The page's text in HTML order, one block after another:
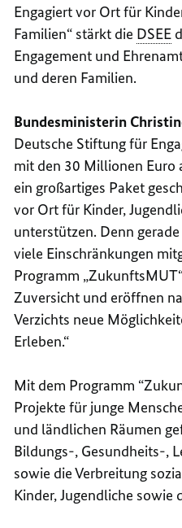
Engagiert vor Ort für
Familien“ stärkt die DSEE
Engagement und
und deren Familien.
Bundesministerin
Deutsche Stiftung für
mit den 30 Millionen Euro
ein großartiges Paket
vor Ort für Kinder,
unterstützen. Denn
viele Einschränkungen
Programm
Zuversicht und eröffnen
Verzichts neue
Erleben.
Mit dem Programm
Projekte für junge
und ländlichen Räumen
Bildungs-, Gesundheits-,
sowie die Verbreitung
Kinder, Jugendliche sowie